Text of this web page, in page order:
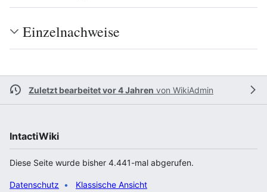
Einzelnachweise
Zuletzt bearbeitet vor 4 Jahren von WikiAdmin
IntactiWiki
Diese Seite wurde bisher 4.441-mal abgerufen.
Datenschutz Klassische Ansicht